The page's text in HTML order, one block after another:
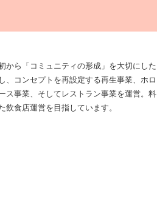
から「コミュニティの形成」を大切にした
、コンセプトを再設定する再生事業、ホロ
ス事業、そしてレストラン事業を運営。料
食店運営を目指しています。